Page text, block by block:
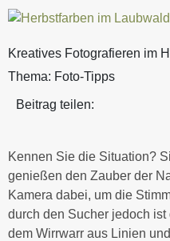
Kreatives Fotografieren im
Thema: Foto-Tipps
Beitrag teilen:
Kennen Sie die Situation?
genießen den Zauber der
Kamera dabei, um die
durch den Sucher jedoch
dem Wirrwarr aus Linien